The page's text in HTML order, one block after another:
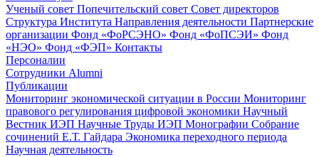
Ученый совет Попечительский совет Совет директоров
Структура Института Направления деятельности Партнерские
организации Фонд «ФоРСЭНО» Фонд «ФоПСЭИ» Фонд
«НЭО» Фонд «ФЭП» Контакты
Персоналии
Сотрудники Alumni
Публикации
Мониторинг экономической ситуации в России Мониторинг
правового регулирования цифровой экономики Научный
Вестник ИЭП Научные Труды ИЭП Монографии Собрание
сочинений Е.Т. Гайдара Экономика переходного периода
Научная деятельность